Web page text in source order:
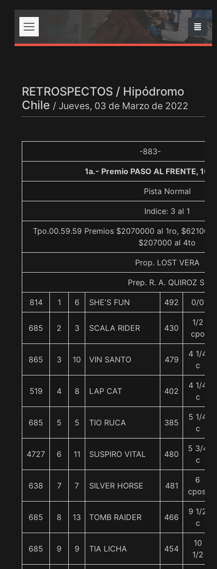
RETROSPECTOS / Hipódromo
Chile / Jueves, 03 de Marzo de 2022
-883-
1a.- Premio PASO AL FRENTE,
Pista Normal
Indice: 3 al 1
Tpo.00.59.59 Premios $2070000 al 1ro,
$207000 al 4to
Prop. LOST VERA
Prep. R. A. QUIROZ S.
814 1 6 SHE'S FUN 492 0/0
685 2 3 SCALA RIDER 430
1/2
cpo
865 3 10 VIN SANTO 479
4 1/4
c
519 4 8 LAP CAT 402
4 1/4
c
685 5 5 TIO RUCA 385
5 1/4
c
4727 6 11 SUSPIRO VITAL 480
5 3/4
c
638 7 7 SILVER HORSE 481
6
cpos.
685 8 13 TOMB RAIDER 466
9 1/2
c
685 9 9 TIA LICHA 454
10
1/2